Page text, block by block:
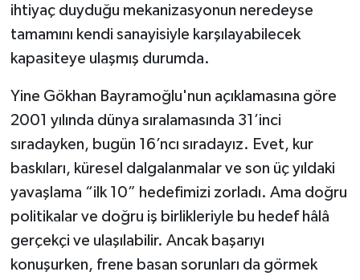
ihtiyaç duyduğu mekanizasyonun neredeyse
tamamını kendi sanayisiyle karşılayabilecek
kapasiteye ulaşmış durumda.
Yine Gökhan Bayramoğlu'nun açıklamasına göre
2001 yılında dünya sıralamasında 31’inci
sıradayken, bugün 16’ncı sıradayız. Evet, kur
baskıları, küresel dalgalanmalar ve son üç yıldaki
yavaşlama “ilk 10” hedefimizi zorladı. Ama doğru
politikalar ve doğru iş birlikleriyle bu hedef hâlâ
gerçekçi ve ulaşılabilir. Ancak başarıyı
konuşurken, frene basan sorunları da görmek